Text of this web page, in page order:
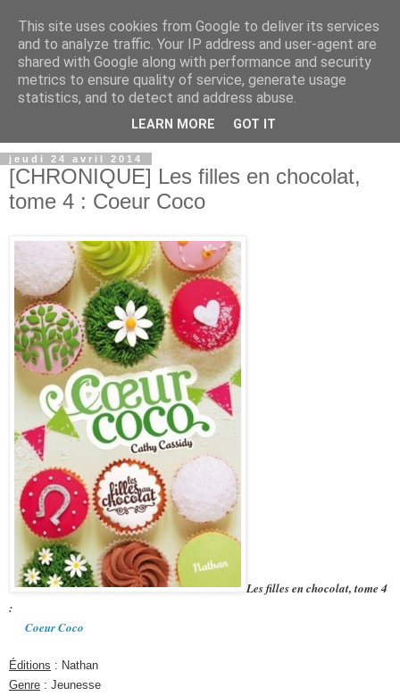
jeudi 24 avril 2014
[CHRONIQUE] Les filles en chocolat,
tome 4 : Coeur Coco
Les filles en chocolat, tome 4
:
Coeur Coco
Éditions : Nathan
Genre : Jeunesse
This site uses cookies from Google to deliver its services
and to analyze traffic. Your IP address and user-agent are
shared with Google along with performance and security
metrics to ensure quality of service, generate usage
statistics, and to detect and address abuse.
LEARN MORE GOT IT